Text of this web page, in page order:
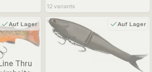
12 variants
Auf Lager
Thru
Auf Lager